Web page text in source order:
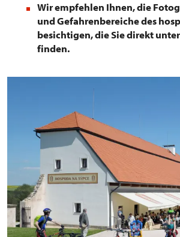
Wir empfehlen Ihnen, die
und Gefahrenbereiche des
besichtigen, die Sie direkt
finden.